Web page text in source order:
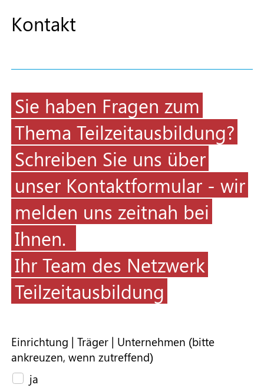
Kontakt
Sie haben Fragen zum
Thema Teilzeitausbildung?
Schreiben Sie uns über
unser Kontaktformular - wir
melden uns zeitnah bei
Ihnen.
Ihr Team des Netzwerk
Teilzeitausbildung
Einrichtung | Träger | Unternehmen (bitte
ankreuzen, wenn zutreffend)
ja